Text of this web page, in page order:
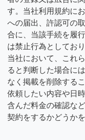
す。当社利用規約に
への届出、許認可の
合に、当該手続を履
は禁止行為としてお
当社において、これ
ると判断した場合に
なく掲載を削除する
依頼したい内容や日
含んだ料金の確認な
契約をするかどうか